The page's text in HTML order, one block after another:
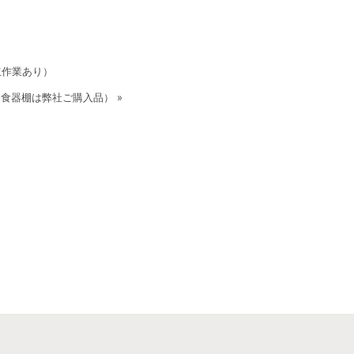
業あり）
器棚は弊社ご購入品） »